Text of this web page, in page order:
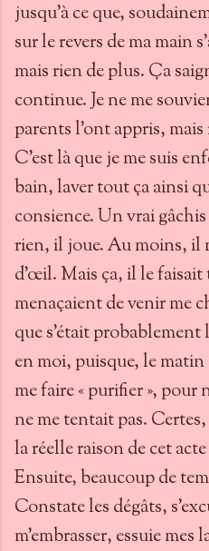
jusqu’à ce que,
sur le revers de ma main
mais rien de plus. Ça
continue. Je ne me
parents l’ont appris,
C’est là que je me suis
bain, laver tout ça ainsi
consience. Un vrai
rien, il joue. Au moins, il
d’œil. Mais ça, il le
menaçaient de venir me
que s’était
en moi, puisque, le matin
me faire « purifier », pour
ne me tentait pas.
la réelle raison de cet
Ensuite, beaucoup de
Constate les dégâts,
m’embrasser, essuie mes